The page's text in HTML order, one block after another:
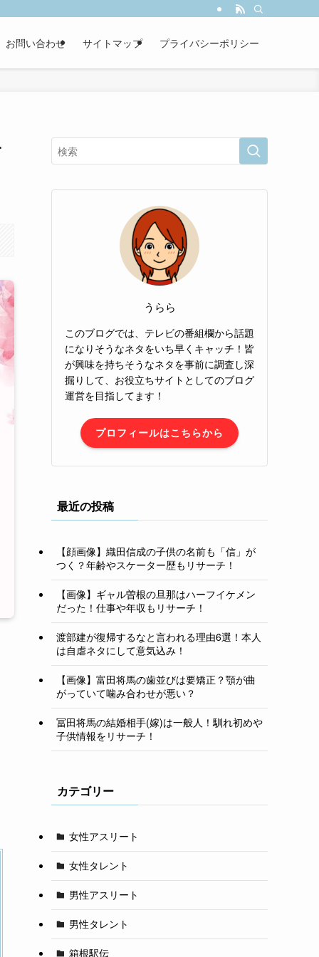
お問い合わせ サイトマップ プライバシーポリシー
うらら
このブログでは、テレビの番組欄から話題
になりそうなネタをいち早くキャッチ！皆
が興味を持ちそうなネタを事前に調査し深
掘りして、お役立ちサイトとしてのブログ
運営を目指してます！
プロフィールはこちらから
最近の投稿
【顔画像】織田信成の子供の名前も「信」が
つく？年齢やスケーター歴もリサーチ！
【画像】ギャル曽根の旦那はハーフイケメン
だった！仕事や年収もリサーチ！
渡部建が復帰するなと言われる理由6選！本人
は自虐ネタにして意気込み！
【画像】富田将馬の歯並びは要矯正？顎が曲
がっていて噛み合わせが悪い？
冨田将馬の結婚相手(嫁)は一般人！馴れ初めや
子供情報をリサーチ！
カテゴリー
女性アスリート
女性タレント
男性アスリート
男性タレント
箱根駅伝